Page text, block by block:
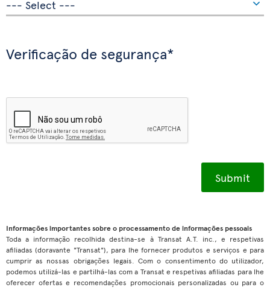
Verificação de segurança*
Informações importantes sobre o processamento de informações pessoais
Toda a informação recolhida destina-se à Transat A.T. inc., e respetivas
afiliadas (doravante "Transat"), para lhe fornecer produtos e serviços e para
cumprir as nossas obrigações legais. Com o consentimento do utilizador,
podemos utilizá-las e partilhá-las com a Transat e respetivas afiliadas para lhe
oferecer ofertas e recomendações promocionais personalizadas ou para o